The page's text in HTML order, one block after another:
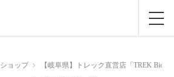
ショップ 【岐阜県】トレック直営店「TREK